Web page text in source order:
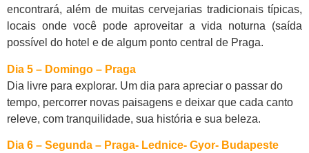
encontrará, além de muitas cervejarias tradicionais típicas,
locais onde você pode aproveitar a vida noturna (saída
possível do hotel e de algum ponto central de Praga.
Dia 5 – Domingo – Praga
Dia livre para explorar. Um dia para apreciar o passar do
tempo, percorrer novas paisagens e deixar que cada canto
releve, com tranquilidade, sua história e sua beleza.
Dia 6 – Segunda – Praga- Lednice- Gyor- Budapeste